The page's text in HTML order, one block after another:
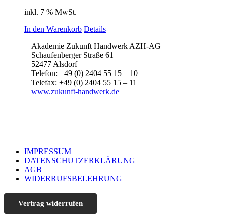
inkl. 7 % MwSt.
In den Warenkorb Details
Akademie Zukunft Handwerk AZH-AG
Schaufenberger Straße 61
52477 Alsdorf
Telefon: +49 (0) 2404 55 15 – 10
Telefax: +49 (0) 2404 55 15 – 11
www.zukunft-handwerk.de
IMPRESSUM
DATENSCHUTZERKLÄRUNG
AGB
WIDERRUFSBELEHRUNG
Vertrag widerrufen